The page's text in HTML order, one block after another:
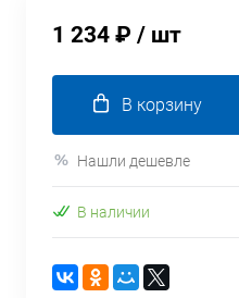
1 234 ₽ / шт
В корзину
Нашли дешевле
В наличии